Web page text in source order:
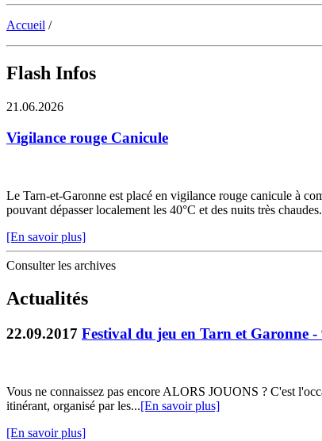
Accueil /
Flash Infos
21.06.2026
Vigilance rouge Canicule
Le Tarn-et-Garonne est placé en vigilance rouge canicule à
pouvant dépasser localement les 40°C et des nuits très
[En savoir plus]
Consulter les archives
Actualités
22.09.2017 Festival du jeu en Tarn et Garonne -
Vous ne connaissez pas encore ALORS JOUONS ? C'est
itinérant, organisé par les...[En savoir plus]
[En savoir plus]